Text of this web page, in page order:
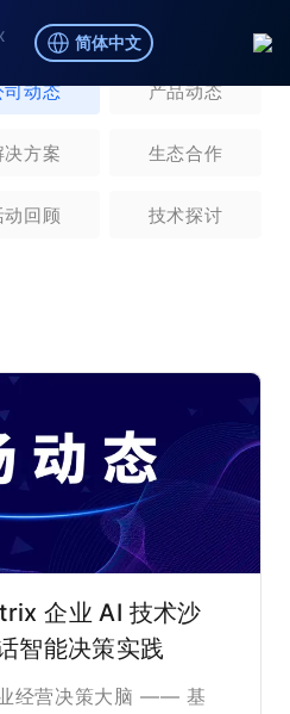
简体中文
司动态 产品动态
决方案 生态合作
动回顾 技术探讨
企业 AI 技术沙
智能决策实践
经营决策大脑 —— 基